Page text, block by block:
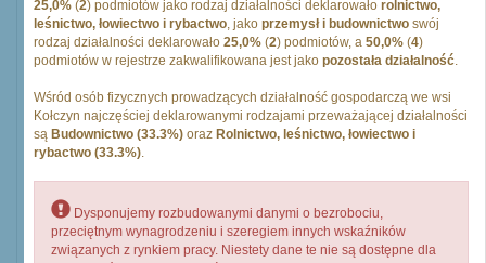
25,0% (2) podmiotów jako rodzaj działalności deklarowało rolnictwo,
leśnictwo, łowiectwo i rybactwo, jako przemysł i budownictwo swój
rodzaj działalności deklarowało 25,0% (2) podmiotów, a 50,0% (4)
podmiotów w rejestrze zakwalifikowana jest jako pozostała działalność.
Wśród osób fizycznych prowadzących działalność gospodarczą we wsi
Kołczyn najczęściej deklarowanymi rodzajami przeważającej działalności
są Budownictwo (33.3%) oraz Rolnictwo, leśnictwo, łowiectwo i
rybactwo (33.3%).
Dysponujemy rozbudowanymi danymi o bezrobociu,
przeciętnym wynagrodzeniu i szeregiem innych wskaźników
związanych z rynkiem pracy. Niestety dane te nie są dostępne dla